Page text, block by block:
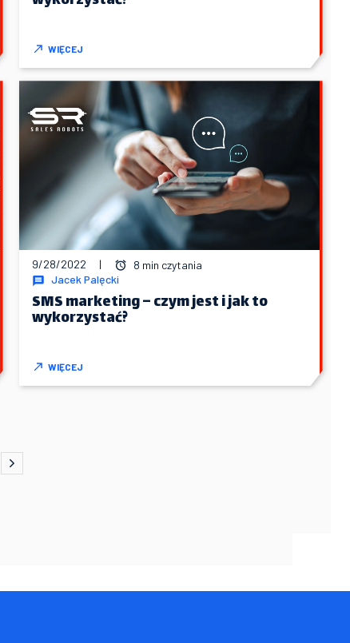
WIĘCEJ
Jacek Palęcki
9/28/2022 | 8 min czytania
SMS marketing – czym jest i jak to
wykorzystać?
WIĘCEJ